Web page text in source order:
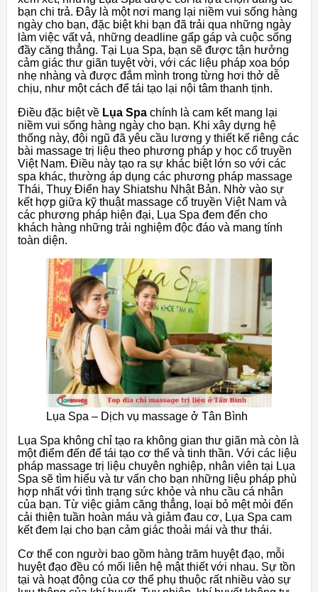
bạn chi trả. Đây là một nơi mang lại niềm vui sống hàng
ngày cho bạn, đặc biệt khi bạn đã trải qua những ngày
làm việc vất vả, những deadline gấp gáp và cuộc sống
đầy căng thẳng. Tại Lụa Spa, bạn sẽ được tận hưởng
cảm giác thư giãn tuyệt vời, với các liệu pháp xoa bóp
nhẹ nhàng và được đắm mình trong từng hơi thở dễ
chịu, như một cách để tái tạo lại nội tâm thanh tịnh.
Điều đặc biệt về Lụa Spa chính là cam kết mang lại
niềm vui sống hàng ngày cho bạn. Khi xây dựng hệ
thống này, đội ngũ đã yêu cầu lương y thiết kế riêng các
bài massage trị liệu theo phương pháp y học cổ truyền
Việt Nam. Điều này tạo ra sự khác biệt lớn so với các
spa khác, thường áp dụng các phương pháp massage
Thái, Thuỵ Điển hay Shiatshu Nhật Bản. Nhờ vào sự
kết hợp giữa kỹ thuật massage cổ truyền Việt Nam và
các phương pháp hiện đại, Lụa Spa đem đến cho
khách hàng những trải nghiệm độc đáo và mang tính
toàn diện.
Lụa Spa – Dịch vụ massage ở Tân Bình
Lụa Spa không chỉ tạo ra không gian thư giãn mà còn là
một điểm đến để tái tạo cơ thể và tinh thần. Với các liệu
pháp massage trị liệu chuyên nghiệp, nhân viên tại Lụa
Spa sẽ tìm hiểu và tư vấn cho bạn những liệu pháp phù
hợp nhất với tình trạng sức khỏe và nhu cầu cá nhân
của bạn. Từ việc giảm căng thẳng, loại bỏ mệt mỏi đến
cải thiện tuần hoàn máu và giảm đau cơ, Lụa Spa cam
kết đem lại cho bạn cảm giác thoải mái và thư thái.
Cơ thể con người bao gồm hàng trăm huyệt đạo, mỗi
huyệt đạo đều có mối liên hệ mật thiết với nhau. Sự tồn
tại và hoạt động của cơ thể phụ thuộc rất nhiều vào sự